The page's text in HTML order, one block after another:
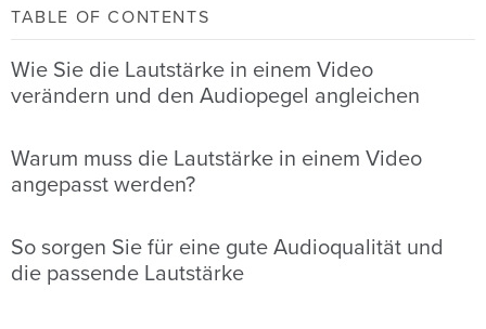
TABLE OF CONTENTS
Wie Sie die Lautstärke in einem Video
verändern und den Audiopegel angleichen
Warum muss die Lautstärke in einem Video
angepasst werden?
So sorgen Sie für eine gute Audioqualität und
die passende Lautstärke